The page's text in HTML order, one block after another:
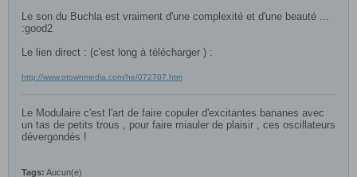
Le son du Buchla est vraiment d'une complexité et d'une beauté ...
:good2
Le lien direct : (c'est long à télécharger ) :
http://www.otownmedia.com/he/072707.htm
Le Modulaire c'est l'art de faire copuler d'excitantes bananes avec
un tas de petits trous , pour faire miauler de plaisir , ces oscillateurs
dévergondés !
Tags: Aucun(e)